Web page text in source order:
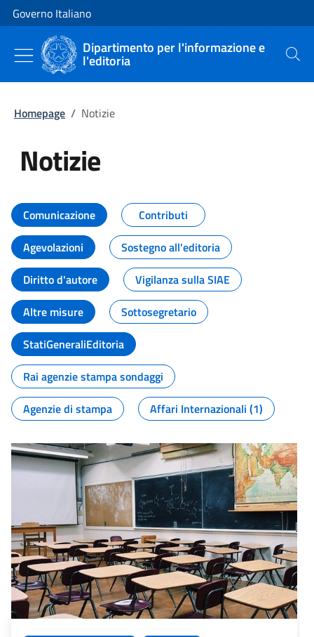
Vai al contenuto
Vai alla navigazione del sito
Governo Italiano
Dipartimento per l'informazione e
l'editoria Cerca
Homepage / Notizie
Notizie
Tutti i contenuti della pagina
Comunicazione
Contributi
Agevolazioni
Sostegno all'editoria
Diritto d'autore
Vigilanza sulla SIAE
Altre misure
Sottosegretario
StatiGeneraliEditoria
Rai agenzie stampa sondaggi
Agenzie di stampa
Affari Internazionali (1)